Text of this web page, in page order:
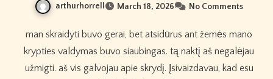
arthurhorrell March 18, 2026 No Comments
man skraidyti buvo gerai, bet atsidūrus ant žemės mano
krypties valdymas buvo siaubingas. tą naktį aš negalėjau
užmigti. aš vis galvojau apie skrydį. Įsivaizdavau, kad esu